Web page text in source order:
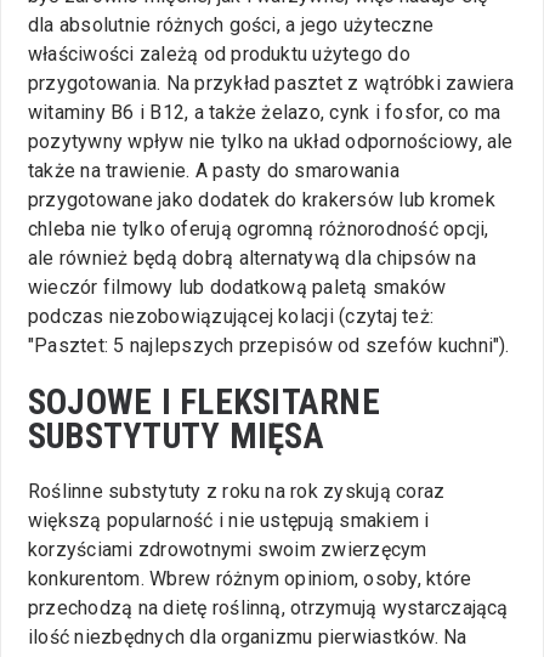
dla absolutnie różnych gości, a jego użyteczne
właściwości zależą od produktu użytego do
przygotowania. Na przykład pasztet z wątróbki zawiera
witaminy B6 i B12, a także żelazo, cynk i fosfor, co ma
pozytywny wpływ nie tylko na układ odpornościowy, ale
także na trawienie. A pasty do smarowania
przygotowane jako dodatek do krakersów lub kromek
chleba nie tylko oferują ogromną różnorodność opcji,
ale również będą dobrą alternatywą dla chipsów na
wieczór filmowy lub dodatkową paletą smaków
podczas niezobowiązującej kolacji (czytaj też:
"Pasztet: 5 najlepszych przepisów od szefów kuchni").
SOJOWE I FLEKSITARNE
SUBSTYTUTY MIĘSA
Roślinne substytuty z roku na rok zyskują coraz
większą popularność i nie ustępują smakiem i
korzyściami zdrowotnymi swoim zwierzęcym
konkurentom. Wbrew różnym opiniom, osoby, które
przechodzą na dietę roślinną, otrzymują wystarczającą
ilość niezbędnych dla organizmu pierwiastków. Na